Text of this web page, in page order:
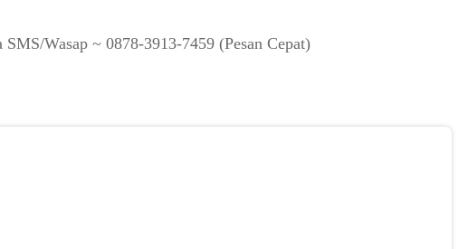
Wasap ~ 0878-3913-7459 (Pesan Cepat)